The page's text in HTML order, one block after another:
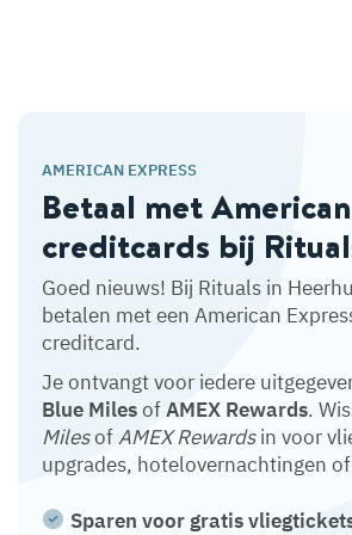
AMERICAN EXPRESS
Betaal met
creditcards bij
Goed nieuws! Bij Rituals in
betalen met een American
creditcard.
Je ontvangt voor iedere
Blue MilesofAMEX Rewards.
MilesofAMEX Rewardsin voor
upgrades, hotelovernachtingen
Sparen voor gratis